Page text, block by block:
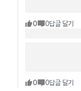
0 0답글 달기
0 0답글 달기